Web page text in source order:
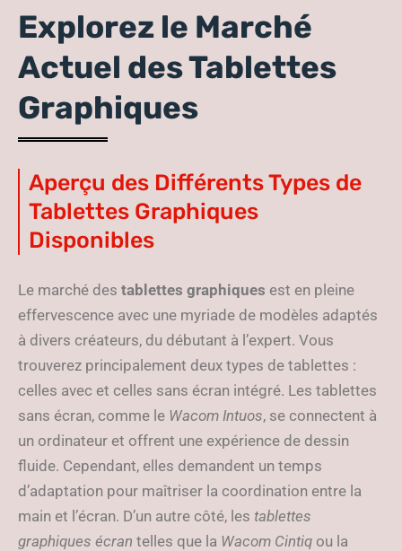
Explorez le Marché
Actuel des Tablettes
Graphiques
Aperçu des Différents Types de
Tablettes Graphiques
Disponibles
Le marché des tablettes graphiques est en pleine
effervescence avec une myriade de modèles adaptés
à divers créateurs, du débutant à l’expert. Vous
trouverez principalement deux types de tablettes :
celles avec et celles sans écran intégré. Les tablettes
sans écran, comme le Wacom Intuos, se connectent à
un ordinateur et offrent une expérience de dessin
fluide. Cependant, elles demandent un temps
d’adaptation pour maîtriser la coordination entre la
main et l’écran. D’un autre côté, les tablettes
graphiques écran telles que la Wacom Cintiq ou la